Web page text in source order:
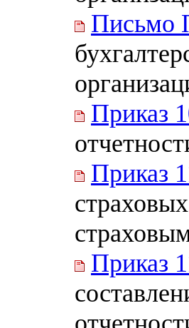
Письмо
Приказ
Приказ
Приказ